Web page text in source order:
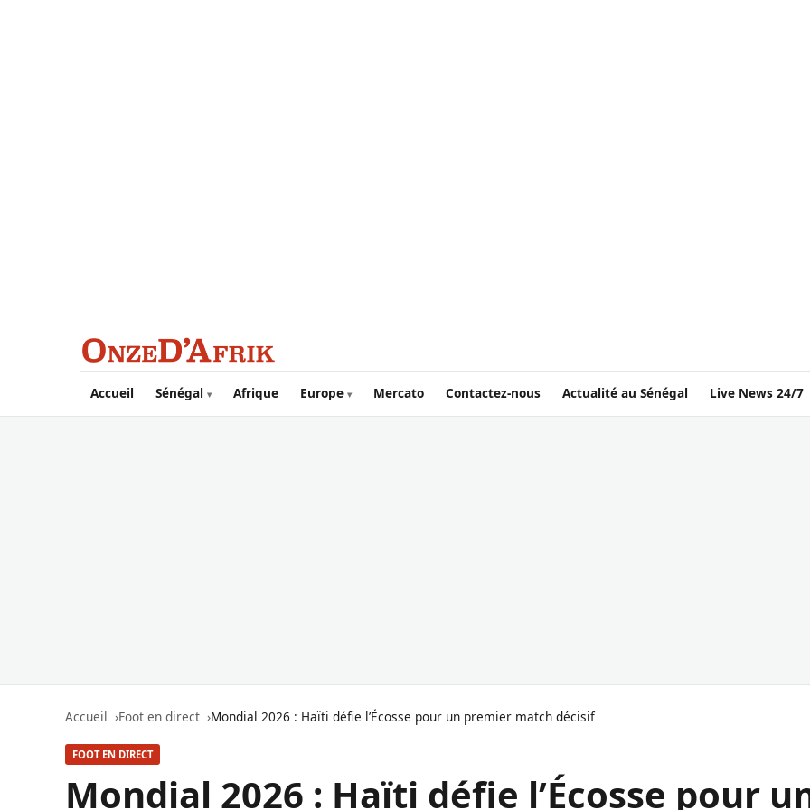
Aller au contenu principal
Accueil Sénégal Afrique Europe Mercato Contactez-nous Actualité au Sénégal Live News 24/7
Accueil Foot en direct Mondial 2026 : Haïti défie l’Écosse pour un premier match décisif
FOOT EN DIRECT
Mondial 2026 : Haïti défie l’Écosse pour